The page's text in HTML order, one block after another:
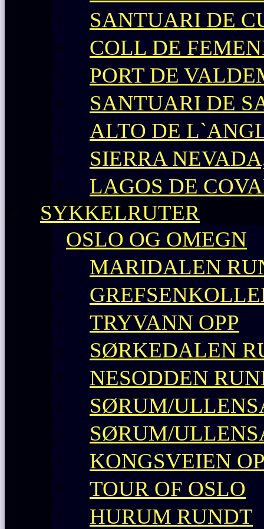
SANTUARI DE
COLL DE
PORT DE
SANTUARI DE
ALTO DE
SIERRA
LAGOS DE
SYKKELRUTER
OSLO OG OMEGN
MARIDALEN
TRYVANN OPP
SØRKEDALEN
NESODDEN
SØRUM/
SØRUM/
KONGSVEIEN
TOUR OF OSLO
HURUM RUNDT